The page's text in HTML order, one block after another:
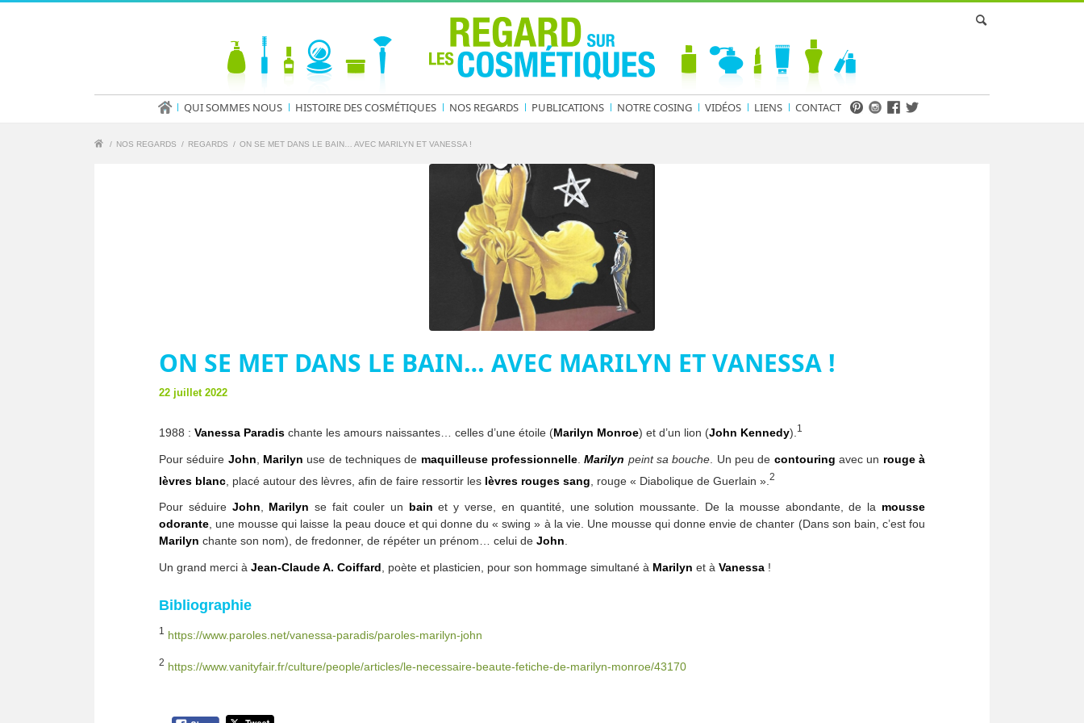
QUI SOMMES NOUS HISTOIRE DES COSMÉTIQUES NOS REGARDS PUBLICATIONS NOTRE COSING VIDÉOS LIENS CONTACT
/ NOS REGARDS / REGARDS / ON SE MET DANS LE BAIN… AVEC MARILYN ET VANESSA !
ON SE MET DANS LE BAIN… AVEC MARILYN ET VANESSA !
22 juillet 2022
1988 : Vanessa Paradis chante les amours naissantes… celles d’une étoile (Marilyn Monroe) et d’un lion (John Kennedy). 1
Pour séduire John Marilyn use de techniques de maquilleuse professionnelle .Marilyn peint sa bouche . Un peu de contouringavec un rouge à
lèvres blanc , placé autour des lèvres, afin de faire ressortir les lèvres rouges sang , rouge « Diabolique de Guerlain ». 2
Pour séduire John Marilyn se fait couler un bainet y verse, en quantité, une solution moussante. De la mousse abondante, de la mousse
odorante , une mousse qui laisse la peau douce et qui donne du « swing » à la vie. Une mousse qui donne envie de chanter (Dans son bain, c’est fou
Marilyn chante son nom), de fredonner, de répéter un prénom… celui de John
Un grand merci à Jean-Claude A. Coiffard , poète et plasticien, pour son hommage simultané à Marilyn et à Vanessa !
Bibliographie
1 https://www.paroles.net/vanessa-paradis/paroles-marilyn-john
2 https://www.vanityfair.fr/culture/people/articles/le-necessaire-beaute-fetiche-de-marilyn-monroe/43170